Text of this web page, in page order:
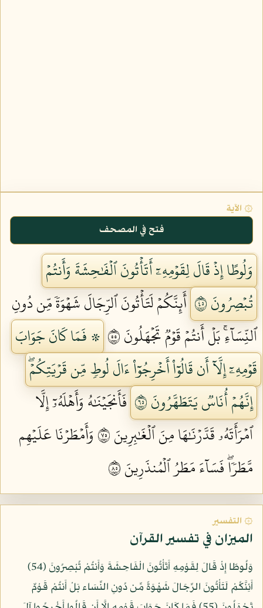
۞ الآية
فتح في المصحف
وَلُوطًا إِذۡ قَالَ لِقَوۡمِهِۦٓ أَتَأۡتُونَ ٱلۡفَٰحِشَةَ وَأَنتُمۡ
تُبۡصِرُونَ ٥٤
أَئِنَّكُمۡ لَتَأۡتُونَ ٱلرِّجَالَ شَهۡوَةٗ مِّن دُونِ
ٱلنِّسَآءِۚ بَلۡ أَنتُمۡ قَوۡمٞ تَجۡهَلُونَ ٥٥
۞ فَمَا كَانَ جَوَابَ
قَوۡمِهِۦٓ إِلَّآ أَن قَالُوٓاْ أَخۡرِجُوٓاْ ءَالَ لُوطٖ مِّن قَرۡيَتِكُمۡۖ
إِنَّهُمۡ أُنَاسٞ يَتَطَهَّرُونَ ٥٦
فَأَنجَيۡنَٰهُ وَأَهۡلَهُۥٓ إِلَّا
ٱمۡرَأَتَهُۥ قَدَّرۡنَٰهَا مِنَ ٱلۡغَٰبِرِينَ ٥٧
وَأَمۡطَرۡنَا عَلَيۡهِم
مَّطَرٗاۖ فَسَآءَ مَطَرُ ٱلۡمُنذَرِينَ ٥٨
۞ التفسير
الميزان في تفسير القرآن
وَلُوطًا إِذْ قَالَ لِقَوْمِهِ أَتَأْتُونَ الْفَاحِشَةَ وَأَنتُمْ تُبْصِرُونَ (54)
أَئِنَّكُمْ لَتَأْتُونَ الرِّجَالَ شَهْوَةً مِّن دُونِ النِّسَاء بَلْ أَنتُمْ قَوْمٌ